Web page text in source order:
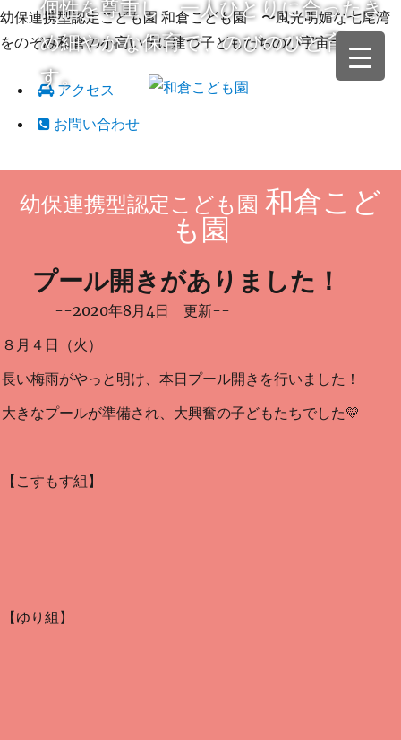
幼保連携型認定こども園 和倉こども園 〜風光明媚な七尾湾
をのぞみ和倉の小高い丘に建つ子どもたちの小宇宙〜
アクセス
お問い合わせ
個性を尊重し、一人ひとりに合ったき
め細やかな保育で、のびのびと育てま
す。
幼保連携型認定こども園 和倉こど
も園
プール開きがありました！
--2020年8月4日 更新--
８月４日（火）
長い梅雨がやっと明け、本日プール開きを行いました！
大きなプールが準備され、大興奮の子どもたちでした💛
【こすもす組】
【ゆり組】